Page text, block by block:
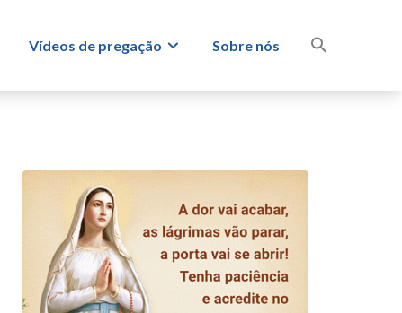
Vídeos de pregação Sobre nós